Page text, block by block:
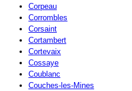
Corpeau
Corrombles
Corsaint
Cortambert
Cortevaix
Cossaye
Coublanc
Couches-les-Mines